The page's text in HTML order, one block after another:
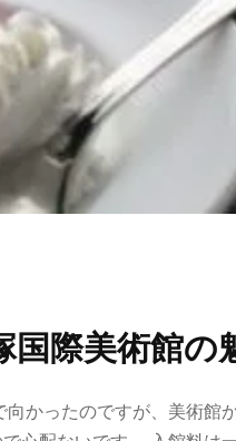
際美術館の
かったのですが、美術